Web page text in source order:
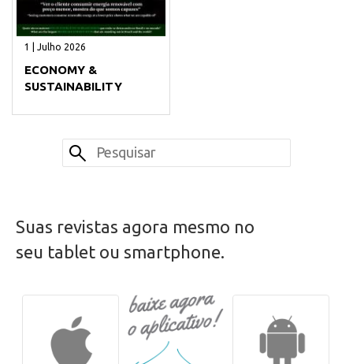
1 | Julho 2026
ECONOMY &
SUSTAINABILITY
Suas revistas agora mesmo no
seu tablet ou smartphone.